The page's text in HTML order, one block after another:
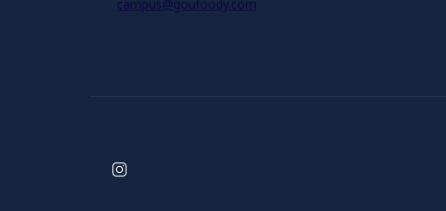
campus@goufoody.com